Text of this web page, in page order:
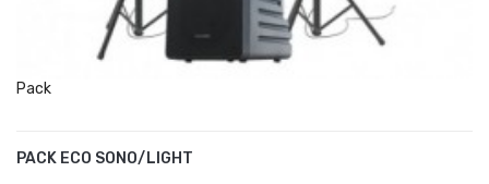
Pack
PACK ECO SONO/LIGHT